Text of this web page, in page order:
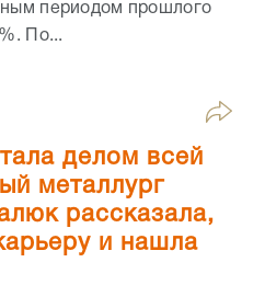
периодом прошлого
По...
делом всей
металлург
рассказала,
и нашла